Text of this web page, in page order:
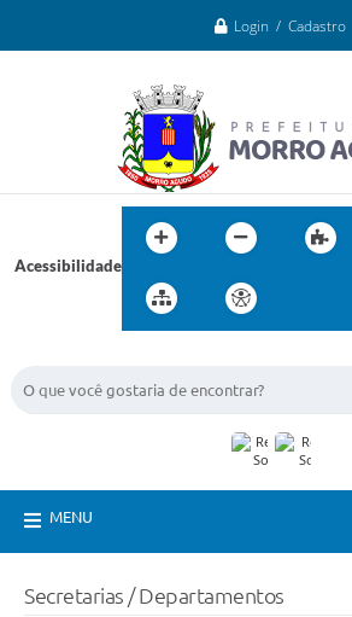
Login / Cadastro
Acessibilidade
MENU
Secretarias / Departamentos